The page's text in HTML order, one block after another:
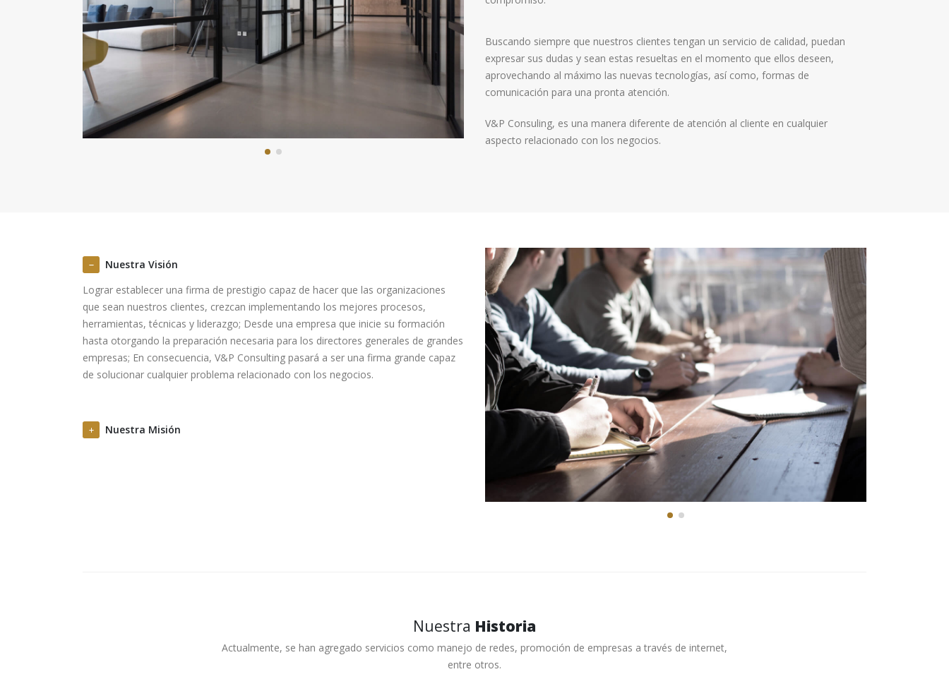
Buscando siempre que nuestros clientes tengan un servicio de calidad, puedan
expresar sus dudas y sean estas resueltas en el momento que ellos deseen,
aprovechando al máximo las nuevas tecnologías, así como, formas de
comunicación para una pronta atención.
V&P Consuling, es una manera diferente de atención al cliente en cualquier
aspecto relacionado con los negocios.
Nuestra Visión
Lograr establecer una firma de prestigio capaz de hacer que las organizaciones
que sean nuestros clientes, crezcan implementando los mejores procesos,
herramientas, técnicas y liderazgo; Desde una empresa que inicie su formación
hasta otorgando la preparación necesaria para los directores generales de grandes
empresas; En consecuencia, V&P Consulting pasará a ser una firma grande capaz
de solucionar cualquier problema relacionado con los negocios.
Nuestra Misión
Nuestra Historia
Actualmente, se han agregado servicios como manejo de redes, promoción de empresas a través de internet,
entre otros.